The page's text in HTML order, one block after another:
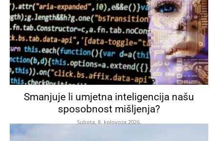
Smanjuje li umjetna inteligencija našu
sposobnost mišljenja?
Subota, 8. kolovoza 2026.